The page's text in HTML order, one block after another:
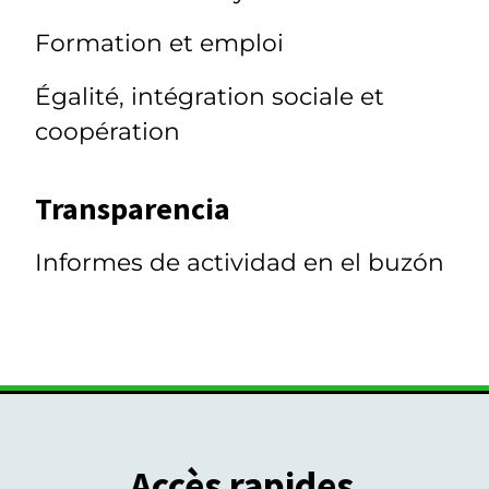
Formation et emploi
Égalité, intégration sociale et
coopération
Transparencia
Informes de actividad en el buzón